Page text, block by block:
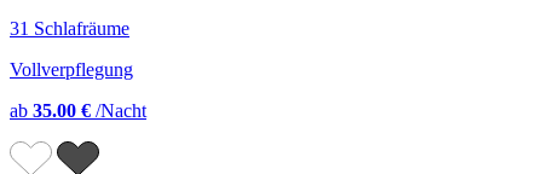
31 Schlafräume
Vollverpflegung
ab 35.00 € /Nacht